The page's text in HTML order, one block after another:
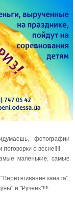
фотографии
о весне!!!!
маленькие, самые
каната",
и "Ручеёк"!!!!